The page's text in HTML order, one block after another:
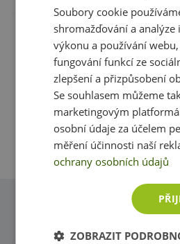
Máte s produktem
pomozte tak ostatním
Děkujeme
Přidat vlastní
Zeptejte se, rádi
Soubory cookie
shromažďování a
výkonu a používání
fungování funkcí ze
zlepšení a přizpůsobení
Se souhlasem můžeme
marketingovým
osobní údaje za účelem
měření účinnosti naší
ochrany osobních údajů
ZOBRAZIT